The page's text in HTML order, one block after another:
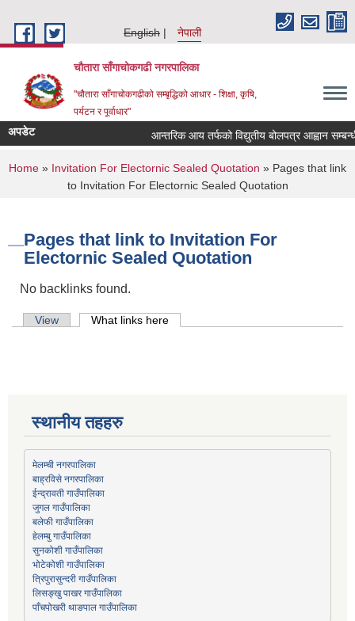
English
नेपाली
चौतारा साँगाचोकगढी नगरपालिका
"चौतारा साँगाचोकगढीको सम्बृद्धिको आधार - शिक्षा, कृषि,
पर्यटन र पूर्वाधार"
अपडेट आन्तरिक आय तर्फको विद्युतीय बोलपत्र आह्वान सम्बन्धी
You are here
Home » Invitation For Electornic Sealed Quotation » Pages that link
to Invitation For Electornic Sealed Quotation
Pages that link to Invitation For
Electornic Sealed Quotation
No backlinks found.
Primary tabs
View What links here
स्थानीय तहहरु
मेलम्ची नगरपालिका
बाह्रविसे नगरपालिका
ईन्द्रावती गाउँपालिका
जुगल गाउँपालिका
बलेफी गाउँपालिका
हेलम्बु गाउँपालिका
सुनकोशी गाउँपालिका
भोटेकोशी गाउँपालिका
त्रिपुरासुन्दरी गाउँपालिका
लिसङ्खु पाखर गाउँपालिका
पाँचपोखरी थाङपाल गाउँपालिका